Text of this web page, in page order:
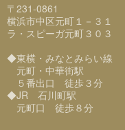
〒231-0861
横浜市中区元町１－３１
ラ・スピーガ元町３０３
◆東横・みなとみらい線
元町・中華街駅
５番出口 徒歩３分
◆JR 石川町駅
元町口 徒歩８分